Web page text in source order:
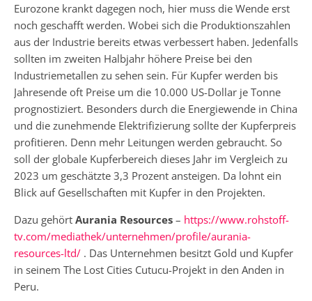
Eurozone krankt dagegen noch, hier muss die Wende erst
noch geschafft werden. Wobei sich die Produktionszahlen
aus der Industrie bereits etwas verbessert haben. Jedenfalls
sollten im zweiten Halbjahr höhere Preise bei den
Industriemetallen zu sehen sein. Für Kupfer werden bis
Jahresende oft Preise um die 10.000 US-Dollar je Tonne
prognostiziert. Besonders durch die Energiewende in China
und die zunehmende Elektrifizierung sollte der Kupferpreis
profitieren. Denn mehr Leitungen werden gebraucht. So
soll der globale Kupferbereich dieses Jahr im Vergleich zu
2023 um geschätzte 3,3 Prozent ansteigen. Da lohnt ein
Blick auf Gesellschaften mit Kupfer in den Projekten.
Dazu gehört Aurania Resources – https://www.rohstoff-
tv.com/mediathek/unternehmen/profile/aurania-
resources-ltd/ . Das Unternehmen besitzt Gold und Kupfer
in seinem The Lost Cities Cutucu-Projekt in den Anden in
Peru.